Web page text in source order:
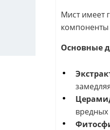
Мист имеет
компоненты
Основные
вредных